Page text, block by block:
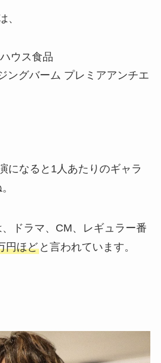
、
ウス食品
ングバーム プレミアアンチエ
になると1人あたりのギャラ
ドラマ、CM、レギュラー番
円ほどと言われています。